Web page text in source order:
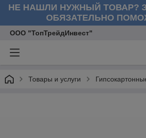
НЕ НАШЛИ НУЖНЫЙ ТОВАР?
ОБЯЗАТЕЛЬНО
ООО "ТопТрейдИнвест"
Товары и услуги